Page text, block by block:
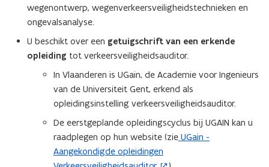
wegenontwerp, wegenverkeersveiligheidstechnieken en
ongevalsanalyse.
U beschikt over een getuigschrift van een erkende
opleiding tot verkeersveiligheidsauditor.
In Vlaanderen is UGain, de Academie voor Ingenieurs
van de Universiteit Gent, erkend als
opleidingsinstelling verkeersveiligheidsauditor.
De eerstgeplande opleidingscyclus bij UGAIN kan u
raadplegen op hun website (zie UGain -
Aangekondigde opleidingen
(